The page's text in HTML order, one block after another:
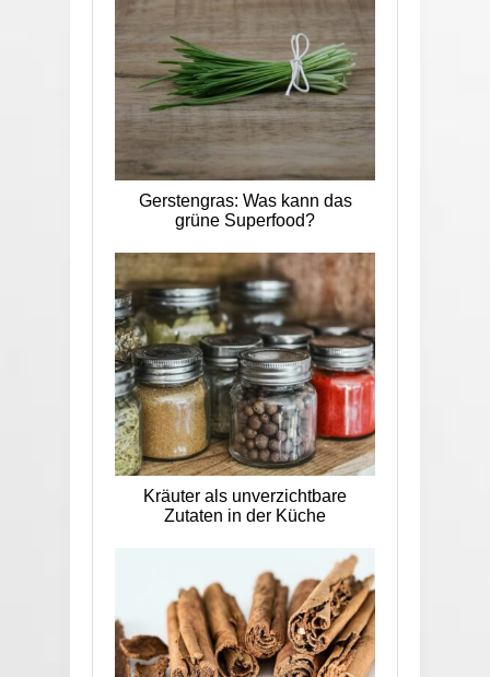
Gerstengras: Was kann das
grüne Superfood?
Kräuter als unverzichtbare
Zutaten in der Küche